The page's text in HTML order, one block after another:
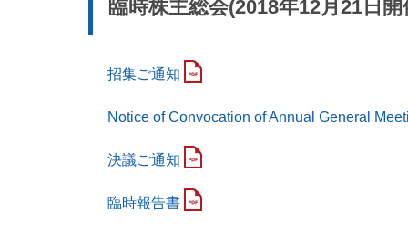
臨時株主総会(2018年12月21日開
招集ご通知
Notice of Convocation of Annual General
決議ご通知
臨時報告書